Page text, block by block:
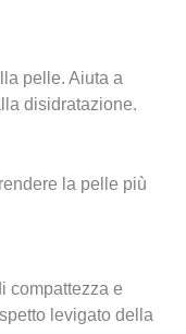
pelle. Aiuta a
disidratazione.
la pelle più
compattezza e
levigato della